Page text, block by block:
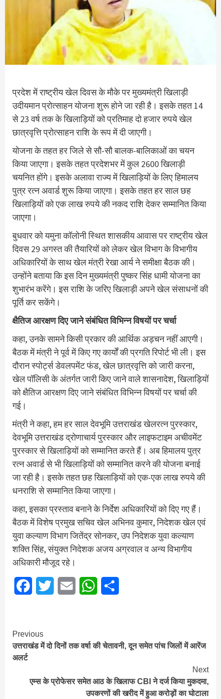
प्रदेश में राष्ट्रीय खेल दिवस के मौके पर मुख्यमंत्री खिलाड़ी
उदीयमान प्रोत्साहन योजना शुरू होने जा रही है। इसके तहत 14
से 23 वर्ष तक के खिलाड़ियों को प्रतिमाह दो हजार रुपये खेल
छात्रवृत्ति प्रोत्साहन राशि के रूप में दी जाएगी।
योजना के तहत हर जिले से सौ-सौ बालक-बालिकाओं का चयन
किया जाएगा। इसके तहत प्रदेशभर में कुल 2600 खिलाड़ी
चयनित होंगे। इसके अलावा राज्य में खिलाड़ियों के लिए हिमालय
पुत्र रत्न अवार्ड शुरू किया जाएगा। इसके तहत हर साल छह
खिलाड़ियों को एक लाख रुपये की नकद राशि देकर सम्मानित किया
जाएगा।
बुधवार को यमुना कॉलोनी स्थित शासकीय आवास पर राष्ट्रीय खेल
दिवस 29 अगस्त की तैयारियों को लेकर खेल विभाग के विभागीय
अधिकारियों के साथ खेल मंत्री रेखा आर्य ने समीक्षा बैठक की।
उन्होंने बताया कि इस दिन मुख्यमंत्री पुष्कर सिंह धामी योजना का
शुभारंभ करेंगे। इस राशि के जरिए खिलाड़ी अपने खेल संसाधनों की
पूर्ति कर सकेंगे।
क्षैतिज आरक्षण दिए जाने संबंधित विभिन्न विषयों पर चर्चा
कहा, उनके सामने किसी प्रकार की आर्थिक अड़चन नहीं आएगी।
बैठक में मंत्री ने पूर्व में किए गए कार्यों की प्रगति रिपोर्ट भी ली। इस
दौरान स्पोर्ट्स डेवलपमेंट फंड, खेल छात्रवृत्ति को जारी करना,
खेल पॉलिसी के अंतर्गत जारी किए जाने वाले शासनादेश, खिलाड़ियों
को क्षैतिज आरक्षण दिए जाने संबंधित विभिन्न विषयों पर चर्चा की
गई।
मंत्री ने कहा, हम हर साल देवभूमि उत्तराखंड खेलरत्न पुरस्कार,
देवभूमि उत्तराखंड द्रोणाचार्य पुरस्कार और लाइफटाइम अचीवमेंट
पुरस्कार से खिलाड़ियों को सम्मानित करते हैं। अब हिमालय पुत्र
रत्न अवार्ड से भी खिलाड़ियों को सम्मानित करने की योजना बनाई
जा रही है। इसके तहत छह खिलाड़ियों को एक-एक लाख रुपये की
धनराशि से सम्मानित किया जाएगा।
कहा, इसका प्रस्ताव बनाने के निर्देश अधिकारियों को दिए गए हैं।
बैठक में विशेष प्रमुख सचिव खेल अभिनव कुमार, निदेशक खेल एवं
युवा कल्याण विभाग जितेंद्र सोनकर, उप निदेशक युवा कल्याण
शक्ति सिंह, संयुक्त निदेशक अजय अग्रवाल व अन्य विभागीय
अधिकारी मौजूद रहे।
FacebookTwitter Email WhatsApp
Continue
Reading
Previous
उत्तराखंड में दो दिनों तक वर्षा की चेतावनी, दून समेत पांच जिलों में आरेंज
अलर्ट
Next
एम्स के प्रोफेसर समेत आठ के खिलाफ CBI ने दर्ज किया मुकदमा,
उपकरणों की खरीद में हुआ करोड़ों का घोटाला